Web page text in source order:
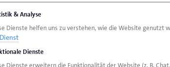
nicht, endet die
der vereinbarten Ausbildungszeit. Der
& Analyse
Dienste helfen uns zu verstehen, wie die Website genutzt
Dienst
Dienste
Dienste erweitern die Funktionalität der Website (z. B.